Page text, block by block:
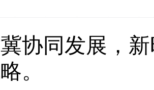
协同发展，
。